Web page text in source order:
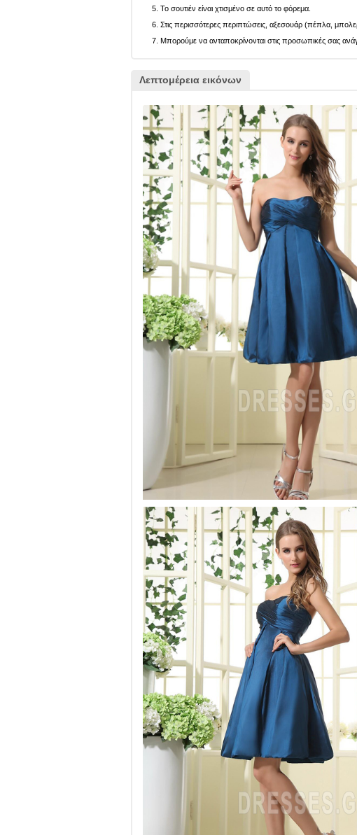
Το σουτιέν είναι χτισμένο σε αυτό το φόρεμα.
Στις περισσότερες περιπτώσεις, αξεσουάρ (πέπλα,
Μπορούμε να ανταποκρίνονται στις προσωπικές σας
Λεπτομέρεια εικόνων